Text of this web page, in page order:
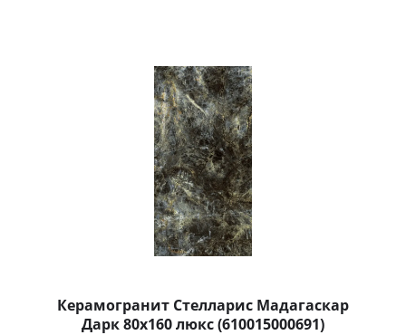
Керамогранит Стелларис Мадагаскар
Дарк 80x160 люкс (610015000691)